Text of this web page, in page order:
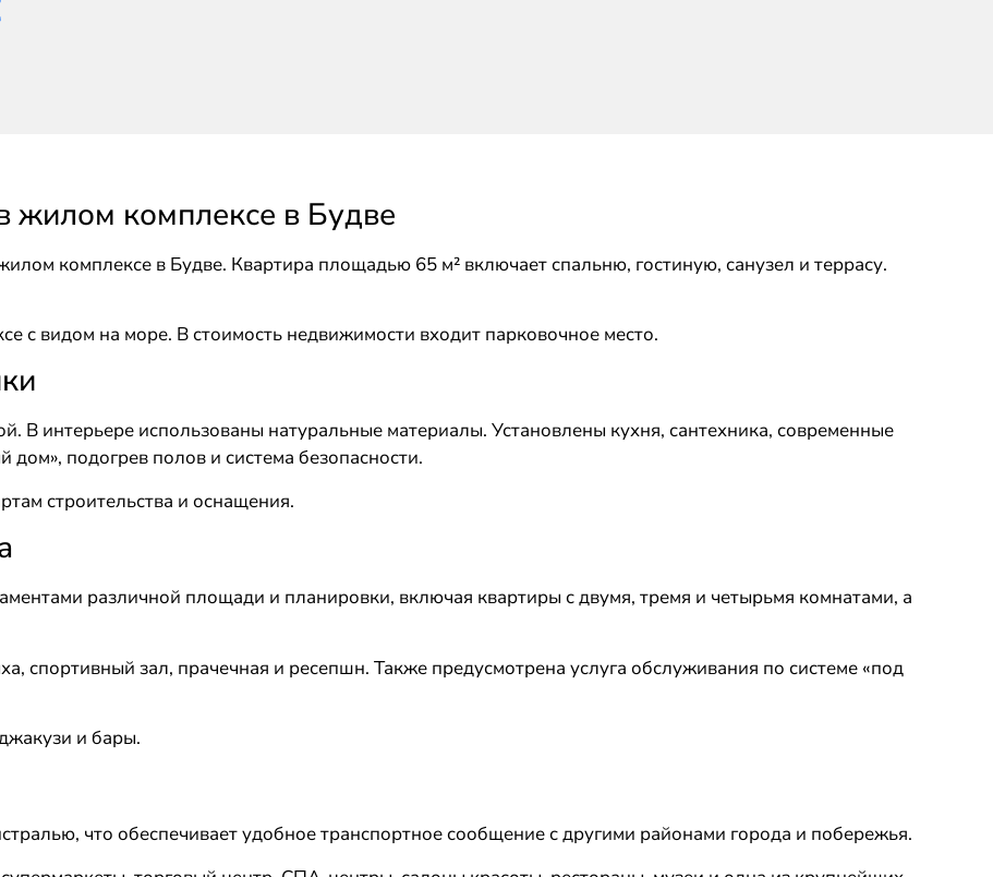
жилом комплексе в Будве
комплексе в Будве. Квартира площадью 65 м² включает спальню, гостиную, санузел и террасу.
с видом на море. В стоимость недвижимости входит парковочное место.
В интерьере использованы натуральные материалы. Установлены кухня, сантехника, современные
подогрев полов и система безопасности.
строительства и оснащения.
различной площади и планировки, включая квартиры с двумя, тремя и четырьмя комнатами, а
спортивный зал, прачечная и ресепшн. Также предусмотрена услуга обслуживания по системе «под
и бары.
что обеспечивает удобное транспортное сообщение с другими районами города и побережья.